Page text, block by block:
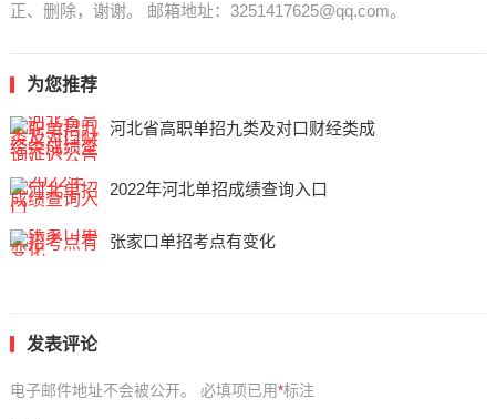
正、删除，谢谢。 邮箱地址：3251417625@qq.com。
为您推荐
河北省高职单招九类及对口财经类成
2022年河北单招成绩查询入口
张家口单招考点有变化
发表评论
电子邮件地址不会被公开。 必填项已用*标注